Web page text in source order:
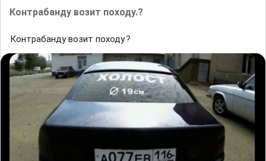
Контрабанду возит походу.?
Контрабанду возит походу.?